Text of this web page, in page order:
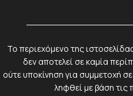
Το περιεχόμενο της
δεν αποτελεί σε καμία
ούτε υποκίνηση για συμμετοχή
ληφθεί με βάση τις